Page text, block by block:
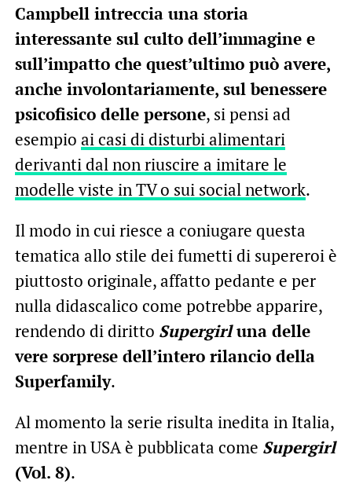
Campbell intreccia una storia
interessante sul culto dell’immagine e
sull’impatto che quest’ultimo può avere,
anche involontariamente,sul benessere
psicofisico delle persone, si pensi ad
esempio ai casi di disturbi alimentari
derivanti dal non riuscire a imitare le
modelle viste in TV o sui social network.
Il modo in cui riesce a coniugare questa
tematica allo stile dei fumetti di supereroi è
piuttosto originale, affatto pedante e per
nulla didascalico come potrebbe apparire,
rendendo di diritto Supergirluna delle
vere sorprese dell’intero rilancio della
Superfamily.
Al momento la serie risulta inedita in Italia,
mentre in USA è pubblicata come Supergirl
(Vol. 8).